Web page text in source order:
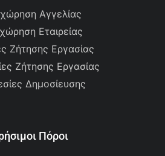
Αγγελίας
Εταιρείας
Ζήτησης Εργασίας
Ζήτησης Εργασίας
Δημοσίευσης
Πόροι